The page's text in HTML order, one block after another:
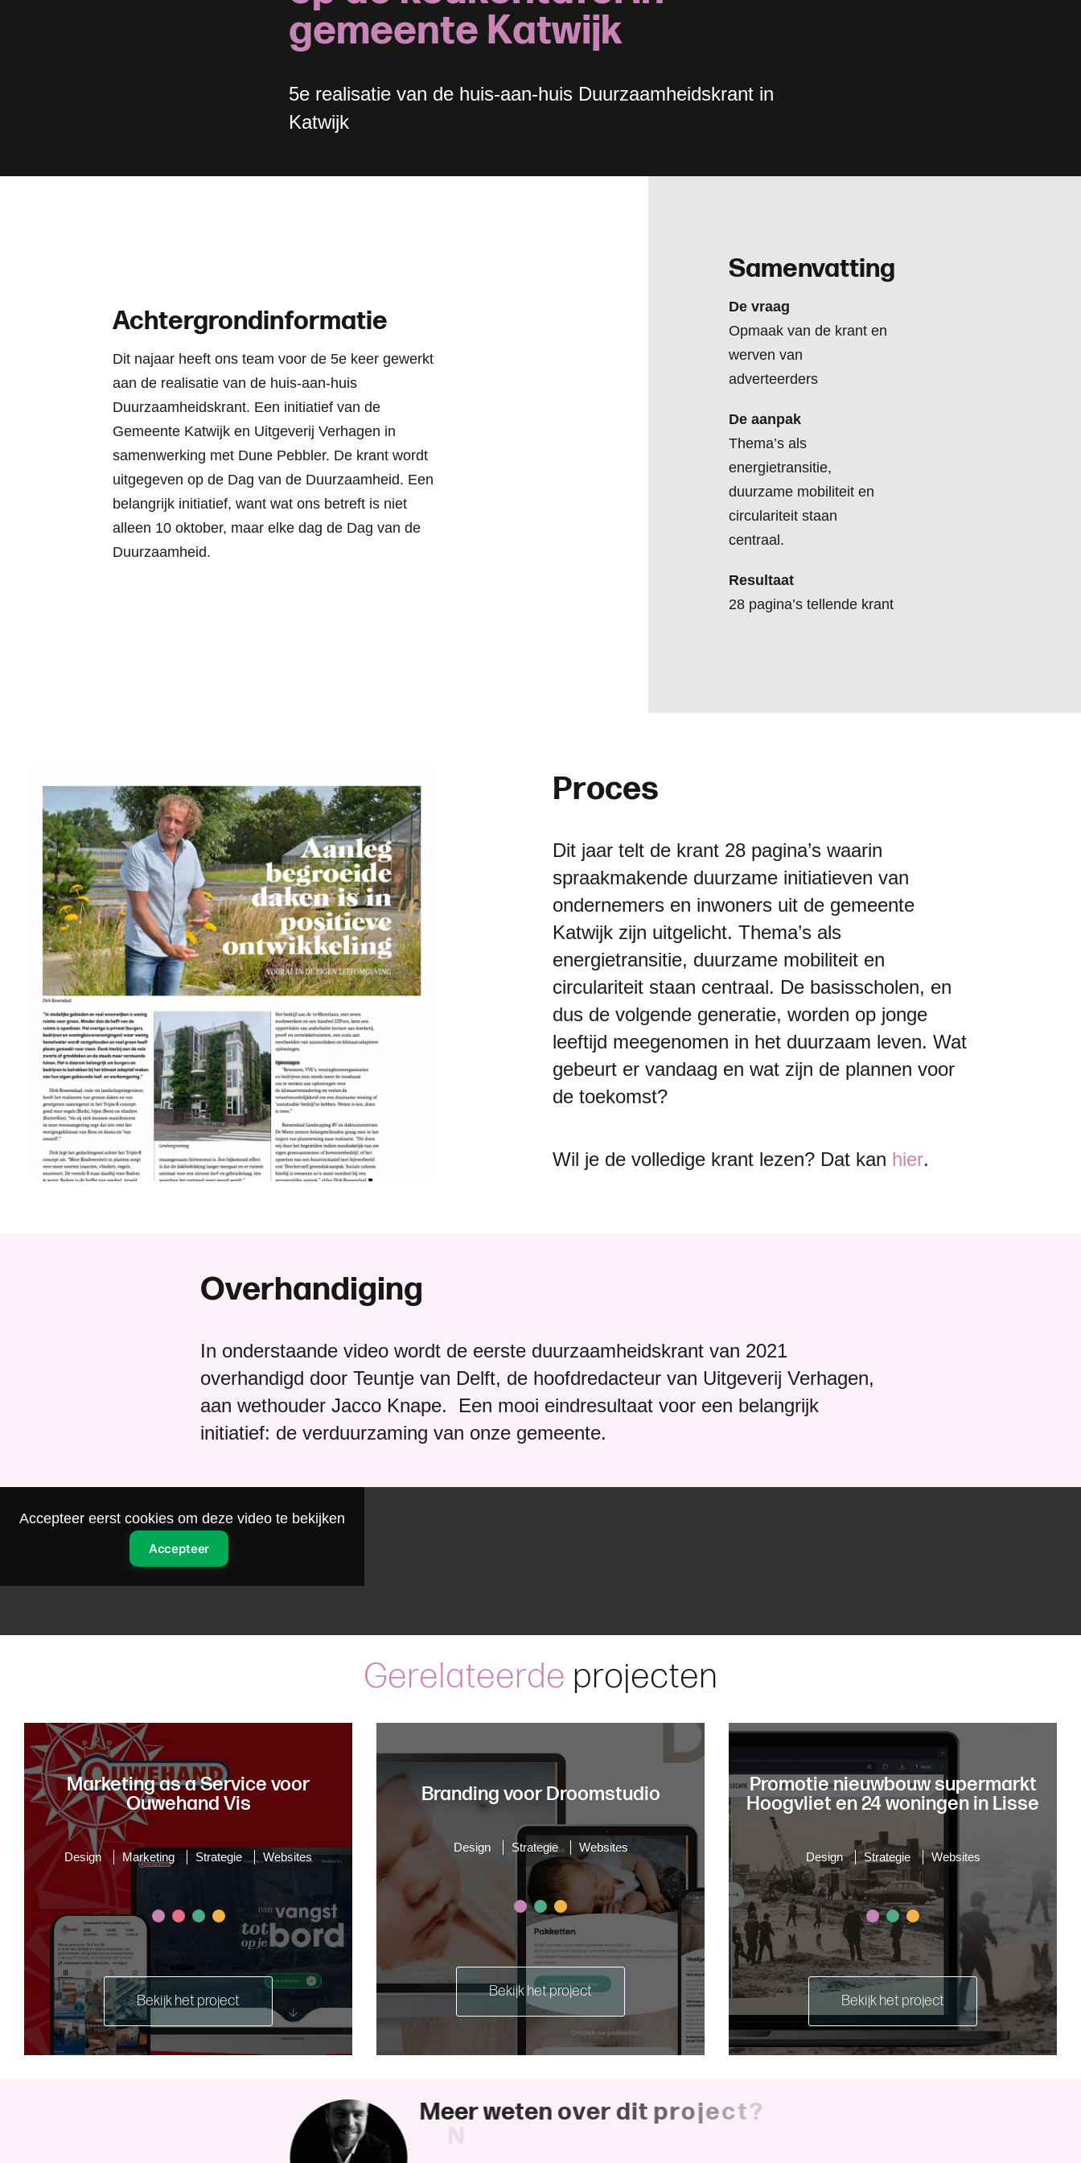
gemeente Katwijk
5e realisatie van de huis-aan-huis Duurzaamheidskrant in
Katwijk
Achtergrondinformatie
Dit najaar heeft ons team voor de 5e keer gewerkt
aan de realisatie van de huis-aan-huis
Duurzaamheidskrant. Een initiatief van de
Gemeente Katwijk en Uitgeverij Verhagen in
samenwerking met Dune Pebbler. De krant wordt
uitgegeven op de Dag van de Duurzaamheid. Een
belangrijk initiatief, want wat ons betreft is niet
alleen 10 oktober, maar elke dag de Dag van de
Duurzaamheid.
Samenvatting
De vraag
Opmaak van de krant en
werven van
adverteerders
De aanpak
Thema’s als
energietransitie,
duurzame mobiliteit en
circulariteit staan
centraal.
Resultaat
28 pagina’s tellende krant
Proces
Dit jaar telt de krant 28 pagina’s waarin
spraakmakende duurzame initiatieven van
ondernemers en inwoners uit de gemeente
Katwijk zijn uitgelicht. Thema’s als
energietransitie, duurzame mobiliteit en
circulariteit staan centraal. De basisscholen, en
dus de volgende generatie, worden op jonge
leeftijd meegenomen in het duurzaam leven. Wat
gebeurt er vandaag en wat zijn de plannen voor
de toekomst?
Wil je de volledige krant lezen? Dat kan hier.
Overhandiging
In onderstaande video wordt de eerste duurzaamheidskrant van 2021
overhandigd door Teuntje van Delft, de hoofdredacteur van Uitgeverij Verhagen,
aan wethouder Jacco Knape. Een mooi eindresultaat voor een belangrijk
initiatief: de verduurzaming van onze gemeente.
Accepteer eerst cookies om deze video te bekijken
Accepteer
Gerelateerde projecten
Marketing as a Service voor
Ouwehand Vis
Design Marketing Strategie Websites
Bekijk het project
Branding voor Droomstudio
Design Strategie Websites
Bekijk het project
Promotie nieuwbouw supermarkt
Hoogvliet en 24 woningen in Lisse
Design Strategie Websites
Bekijk het project
Meer weten overditproject?